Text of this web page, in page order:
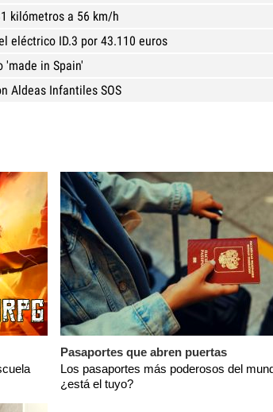
kilómetros a 56 km/h
eléctrico ID.3 por 43.110 euros
'made in Spain'
Aldeas Infantiles SOS
Pasaportes que abren puertas
Los pasaportes más poderosos del
¿está el tuyo?